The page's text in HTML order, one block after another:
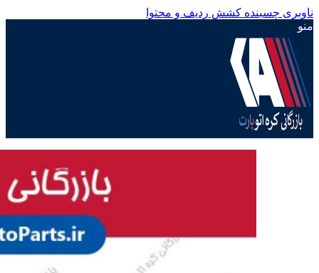
ناوبری چسبنده کشش ردیف و محتوا
منو